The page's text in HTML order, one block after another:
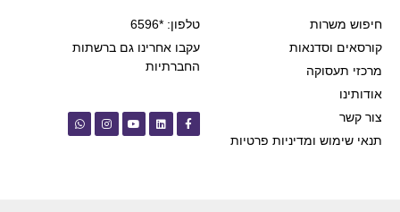
חיפוש משרות
קורסאים וסדנאות
מרכזי תעסוקה
אודותינו
צור קשר
תנאי שימוש ומדיניות פרטיות
טלפון: *6596
עקבו אחרינו גם ברשתות
החברתיות